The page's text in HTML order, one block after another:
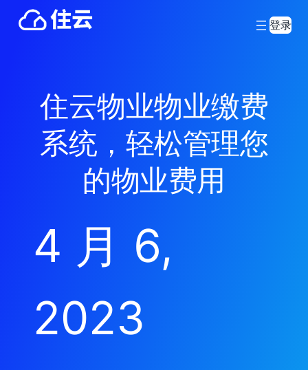
登录
住云物业物业缴费
系统，轻松管理您
的物业费用
4 月 6,
2023